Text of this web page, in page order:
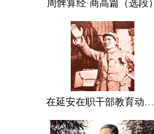
周髀算经·商高篇（选段）
在延安在职干部教育动员大会上的讲话（节选）